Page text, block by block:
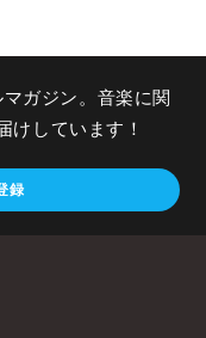
ガジン。音楽に関
けしています！
録